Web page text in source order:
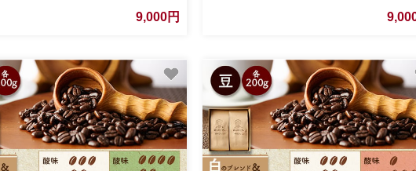
9,000円